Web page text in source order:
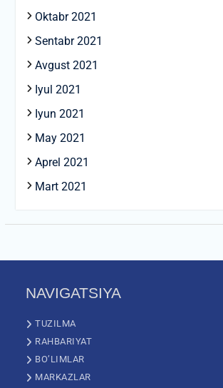
Oktabr 2021
Sentabr 2021
Avgust 2021
Iyul 2021
Iyun 2021
May 2021
Aprel 2021
Mart 2021
NAVIGATSIYA
TUZILMA
RAHBARIYAT
BO’LIMLAR
MARKAZLAR